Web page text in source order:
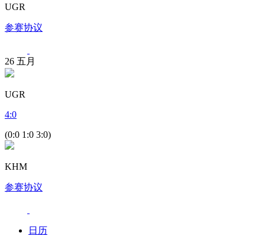
UGR
参赛协议
26 五月
UGR
4:0
(0:0 1:0 3:0)
KHM
参赛协议
日历